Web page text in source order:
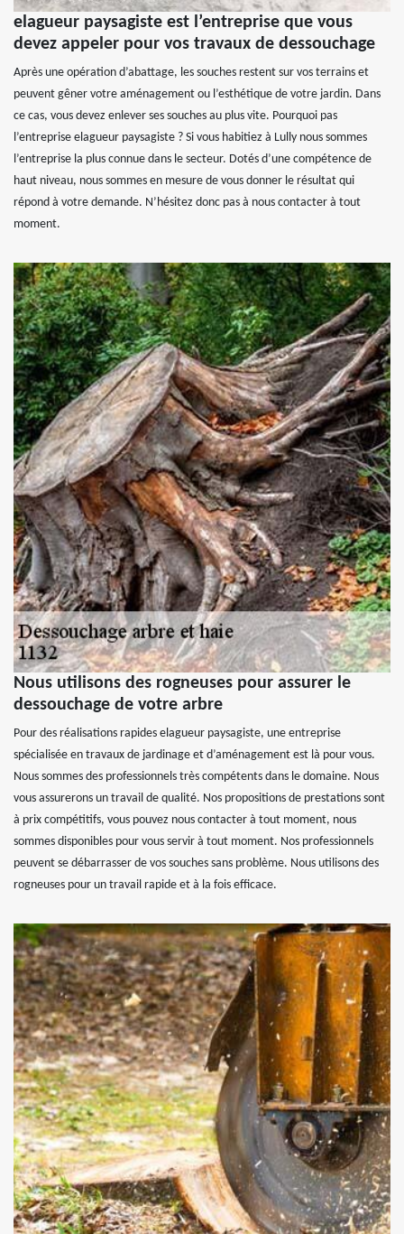
elagueur paysagiste est l’entreprise que vous
devez appeler pour vos travaux de dessouchage
Après une opération d’abattage, les souches restent sur vos terrains et
peuvent gêner votre aménagement ou l’esthétique de votre jardin. Dans
ce cas, vous devez enlever ses souches au plus vite. Pourquoi pas
l’entreprise elagueur paysagiste ? Si vous habitiez à Lully nous sommes
l’entreprise la plus connue dans le secteur. Dotés d’une compétence de
haut niveau, nous sommes en mesure de vous donner le résultat qui
répond à votre demande. N’hésitez donc pas à nous contacter à tout
moment.
Nous utilisons des rogneuses pour assurer le
dessouchage de votre arbre
Pour des réalisations rapides elagueur paysagiste, une entreprise
spécialisée en travaux de jardinage et d’aménagement est là pour vous.
Nous sommes des professionnels très compétents dans le domaine. Nous
vous assurerons un travail de qualité. Nos propositions de prestations sont
à prix compétitifs, vous pouvez nous contacter à tout moment, nous
sommes disponibles pour vous servir à tout moment. Nos professionnels
peuvent se débarrasser de vos souches sans problème. Nous utilisons des
rogneuses pour un travail rapide et à la fois efficace.